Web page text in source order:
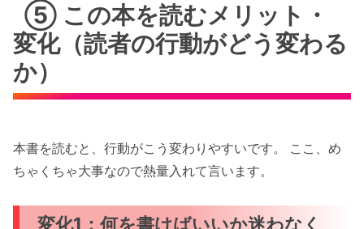
⑤ この本を読むメリット・
変化（読者の行動がどう変わる
か）
本書を読むと、行動がこう変わりやすいです。 ここ、め
ちゃくちゃ大事なので熱量入れて言います。
変化1：何を書けばいいか迷わなく